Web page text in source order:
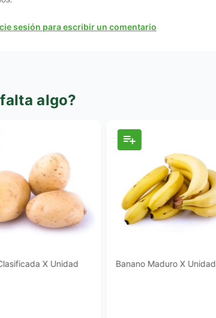
sesión para escribir un comentario
algo?
X Unidad Banano Maduro X Unidad